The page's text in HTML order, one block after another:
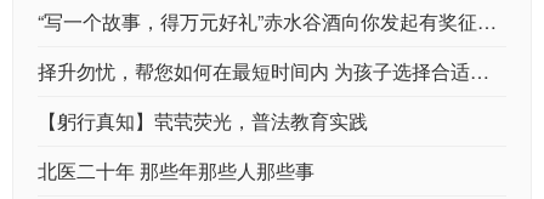
“写一个故事，得万元好礼”赤水谷酒向你发起有奖征集！
择升勿忧，帮您如何在最短时间内 为孩子选择合适的国际学校
【躬行真知】茕茕荧光，普法教育实践
北医二十年 那些年那些人那些事